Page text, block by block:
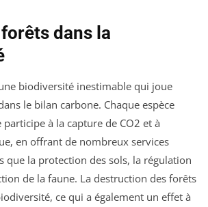
dans la
biodiversité inestimable qui joue
le bilan carbone. Chaque espèce
participe à la capture de CO2 et à
en offrant de nombreux services
que la protection des sols, la régulation
de la faune. La destruction des forêts
ce qui a également un effet à